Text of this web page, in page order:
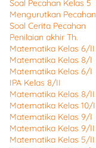
Soal Pecahan Kelas 5
Mengurutkan Pecahan
Soal Cerita Pecahan
Penilaian akhir Th.
Matematika Kelas 6/II
Matematika Kelas 8/I
Matematika Kelas 6/I
IPA Kelas 8/II
Matematika Kelas 8/II
Matematika Kelas 10/I
Matematika Kelas 9/I
Matematika Kelas 9/II
Matematika Kelas 5/II